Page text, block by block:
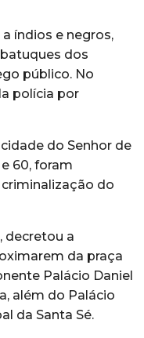
índios e negros,
dos
público. No
polícia por
do Senhor de
60, foram
do
decretou a
da praça
Palácio Daniel
além do Palácio
da Santa Sé.